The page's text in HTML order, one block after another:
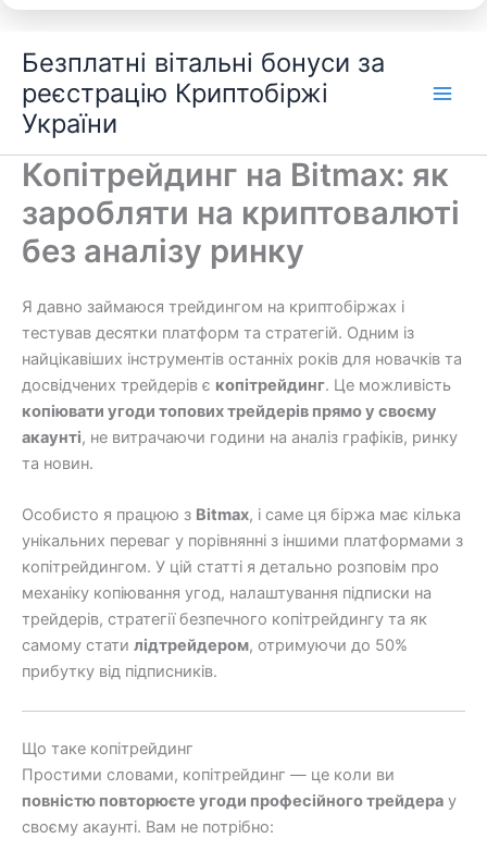
вмісту
Безплатні вітальні бонуси за
реєстрацію Криптобіржі
України
Копітрейдинг на Bitmax: як
заробляти на криптовалюті
без аналізу ринку
Я давно займаюся трейдингом на криптобіржах і
тестував десятки платформ та стратегій. Одним із
найцікавіших інструментів останніх років для новачків та
досвідчених трейдерів є копітрейдинг. Це можливість
копіювати угоди топових трейдерів прямо у своєму
акаунті, не витрачаючи години на аналіз графіків, ринку
та новин.
Особисто я працюю з Bitmax, і саме ця біржа має кілька
унікальних переваг у порівнянні з іншими платформами з
копітрейдингом. У цій статті я детально розповім про
механіку копіювання угод, налаштування підписки на
трейдерів, стратегії безпечного копітрейдингу та як
самому стати лідтрейдером, отримуючи до 50%
прибутку від підписників.
Що таке копітрейдинг
Простими словами, копітрейдинг — це коли ви
повністю повторюєте угоди професійного трейдера у
своєму акаунті. Вам не потрібно: